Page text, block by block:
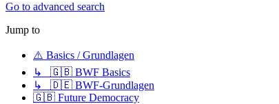
Go to advanced search
Jump to
⚠️ Basics / Grundlagen
↳ 🇬🇧 BWF Basics
↳ 🇩🇪 BWF-Grundlagen
🇬🇧 Future Democracy